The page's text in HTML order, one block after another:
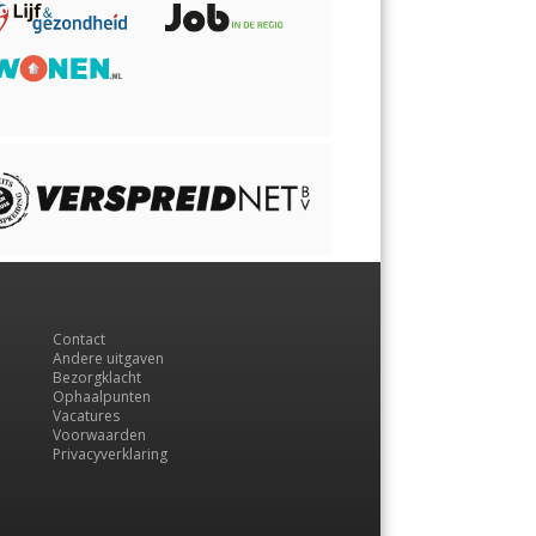
Contact
Andere uitgaven
Bezorgklacht
Ophaalpunten
Vacatures
Voorwaarden
Privacyverklaring